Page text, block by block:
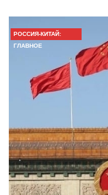
РОССИЯ-КИТАЙ:
ГЛАВНОЕ